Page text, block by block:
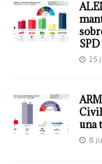
SPD
25
Civil
una
8